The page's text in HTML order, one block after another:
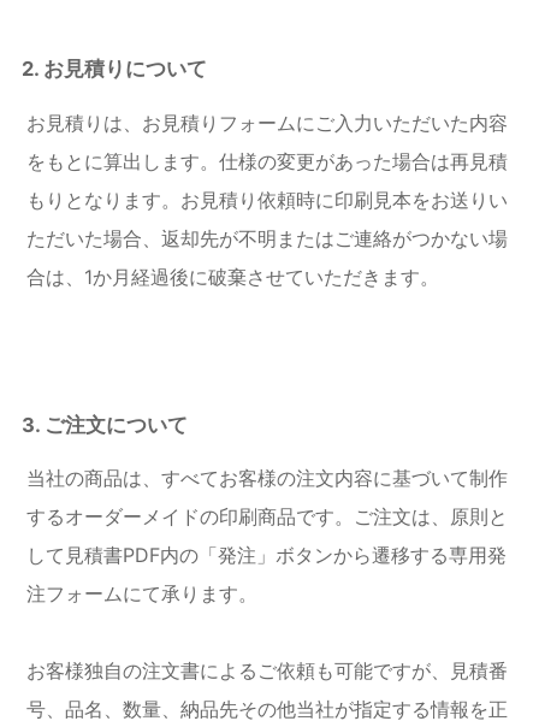
2. お見積りについて
お見積りは、お見積りフォームにご入力いただいた内容
をもとに算出します。仕様の変更があった場合は再見積
もりとなります。お見積り依頼時に印刷見本をお送りい
ただいた場合、返却先が不明またはご連絡がつかない場
合は、1か月経過後に破棄させていただきます。
3. ご注文について
当社の商品は、すべてお客様の注文内容に基づいて制作
するオーダーメイドの印刷商品です。ご注文は、原則と
して見積書PDF内の「発注」ボタンから遷移する専用発
注フォームにて承ります。
お客様独自の注文書によるご依頼も可能ですが、見積番
号、品名、数量、納品先その他当社が指定する情報を正